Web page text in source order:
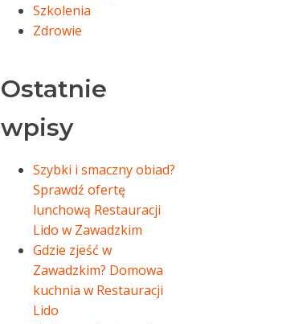
Szkolenia
Zdrowie
Ostatnie
wpisy
Szybki i smaczny obiad?
Sprawdź ofertę
lunchową Restauracji
Lido w Zawadzkim
Gdzie zjeść w
Zawadzkim? Domowa
kuchnia w Restauracji
Lido